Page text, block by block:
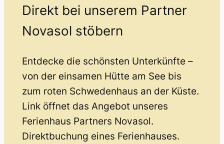
Direkt bei unserem Partner
Novasol stöbern
Entdecke die schönsten Unterkünfte –
von der einsamen Hütte am See bis
zum roten Schwedenhaus an der Küste.
Link öffnet das Angebot unseres
Ferienhaus Partners Novasol.
Direktbuchung eines Ferienhauses.